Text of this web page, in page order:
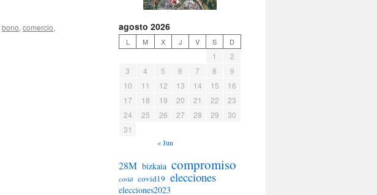
bono, comercio,
agosto 2026
L M X J V S D
1
2
3
4 5 6 7 8
9
10
11 12 13 14 15
16
17
18 19 20 21 22
23
24
25 26 27 28 29
30
31
« Jun
28M bizkaia compromiso
covid covid19 elecciones
elecciones2023